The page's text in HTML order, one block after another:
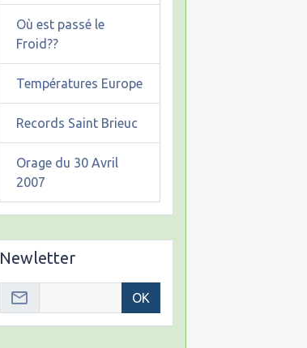
Où est passé le
Froid??
Températures Europe
Records Saint Brieuc
Orage du 30 Avril
2007
Newletter
OK